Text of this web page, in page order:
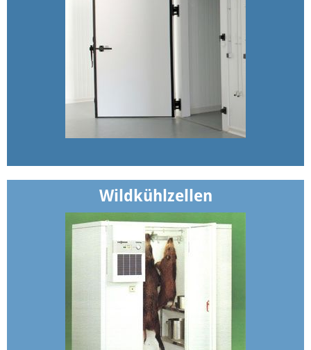
Wildkühlzellen